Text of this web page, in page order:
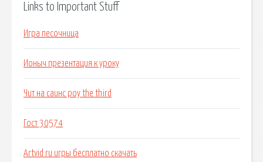
Links to Important Stuff
Игра песочница
Ионыч презентация к уроку
Чит на саинс роу the third
Гост 30574
Artvid ru игры бесплатно скачать